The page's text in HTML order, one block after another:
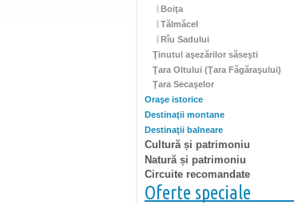
Boiţa
Tălmăcel
Rîu Sadului
Ţinutul aşezărilor săseşti
Ţara Oltului (Ţara Făgăraşului)
Ţara Secaşelor
Oraşe istorice
Destinaţii montane
Destinaţii balneare
Cultură și patrimoniu
Natură și patrimoniu
Circuite recomandate
Oferte speciale